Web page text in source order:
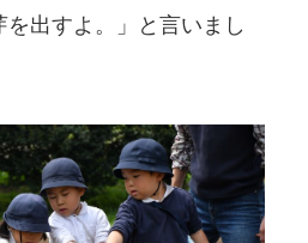
出すよ。」と言いまし